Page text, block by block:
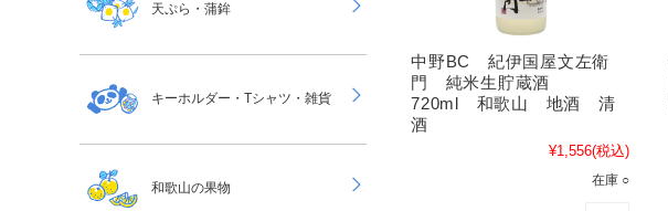
中野BC 紀伊国屋文左衛
門 純米生貯蔵酒
720ml 和歌山 地酒 清
酒
¥1,556(税込)
在庫 ○
天ぷら・蒲鉾
キーホルダー・Tシャツ・雑貨
和歌山の果物